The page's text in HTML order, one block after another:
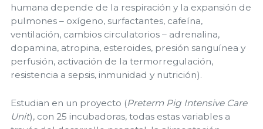
humana depende de la respiración y la expansión de
pulmones – oxígeno, surfactantes, cafeína,
ventilación, cambios circulatorios – adrenalina,
dopamina, atropina, esteroides, presión sanguínea y
perfusión, activación de la termorregulación,
resistencia a sepsis, inmunidad y nutrición).
Estudian en un proyecto (Preterm Pig Intensive Care
Unit), con 25 incubadoras, todas estas variables a